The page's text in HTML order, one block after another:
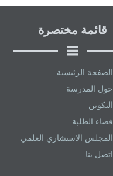
قائمة مختصرة
الصفحة الرئيسية
حول المدرسة
التكوين
فضاء الطلبة
المجلس الاستشاري العلمي
اتصل بنا